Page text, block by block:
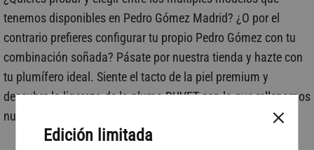
tenemos disponibles en Pedro Gómez Madrid? ¿O por el
contrario prefieres configurar tu propio Pedro Gómez con tu
combinación soñada? Pásate por nuestra tienda y hazte con
tu plumífero ideal. Siente el tacto de la piel premium y
descubre la ligereza de la pluma DUVET con la que rellenamos
nuestras prendas.
Edición limitada